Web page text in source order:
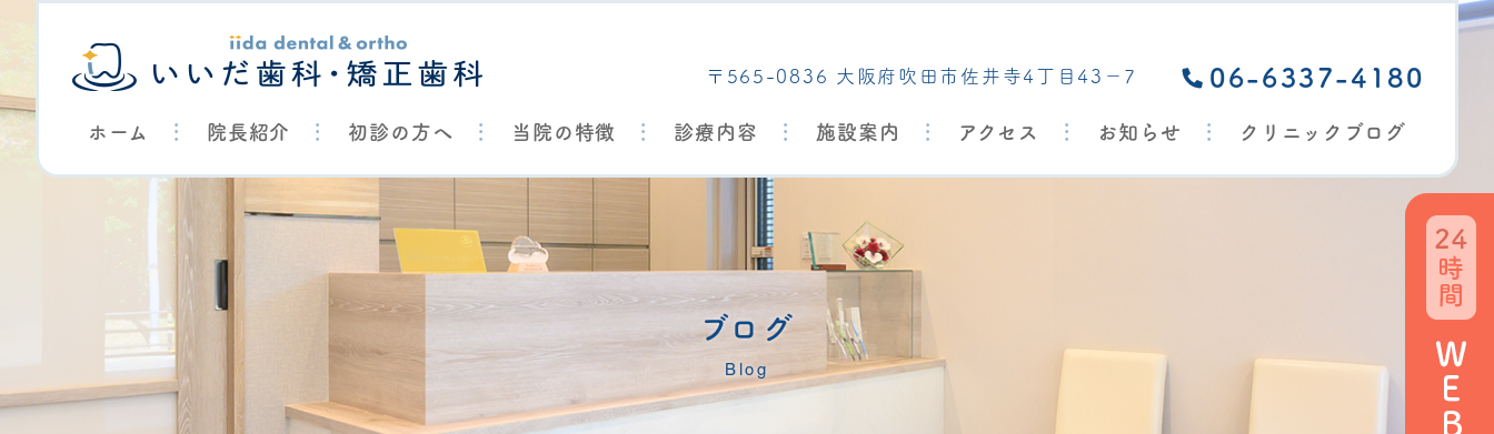
06-6337-4180
〒565-0836 大阪府吹田市佐井寺4丁目43－7
ホーム 院長紹介 初診の方へ 当院の特徴 診療内容 施設案内 アクセス お知らせ クリニックブログ
ブログ
Blog